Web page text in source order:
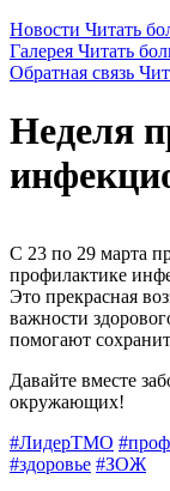
Новости Читать
Галерея Читать
Обратная связь
Неделя
С 23 по 29 марта
профилактике
Это прекрасная
важности
помогают
Давайте вместе
окружающих!
#ЛидерТМО
#здоровье #ЗОЖ